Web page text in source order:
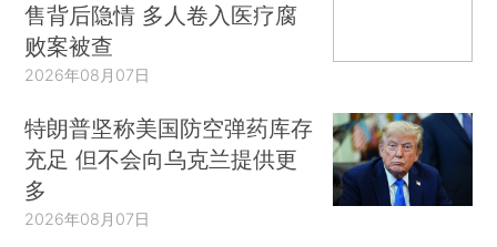
售背后隐情 多人卷入医疗腐
败案被查
2026年08月07日
特朗普坚称美国防空弹药库存
充足 但不会向乌克兰提供更
多
2026年08月07日